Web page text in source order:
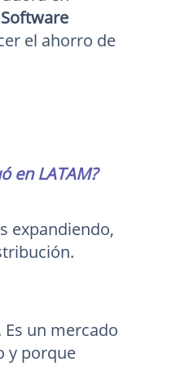
el ahorro de
en LATAM?
expandiendo,
un mercado
y porque